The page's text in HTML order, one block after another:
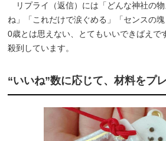
リプライ（返信）には「どんな神社の
ね」「これだけで涙ぐめる」「センスの
0歳とは思えない、とてもいいできばえで
殺到しています。
“いいね”数に応じて、材料をプ